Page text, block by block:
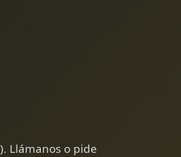
Llámanos o pide